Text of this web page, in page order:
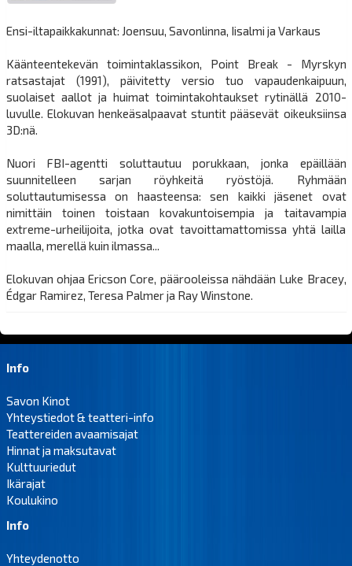
Ensi-iltapaikkakunnat: Joensuu, Savonlinna, Iisalmi ja Varkaus
Käänteentekevän toimintaklassikon, Point Break - Myrskyn
ratsastajat (1991), päivitetty versio tuo vapaudenkaipuun,
suolaiset aallot ja huimat toimintakohtaukset rytinällä 2010-
luvulle. Elokuvan henkeäsalpaavat stuntit pääsevät oikeuksiinsa
3D:nä.
Nuori FBI-agentti soluttautuu porukkaan, jonka epäillään
suunnitelleen sarjan röyhkeitä ryöstöjä. Ryhmään
soluttautumisessa on haasteensa: sen kaikki jäsenet ovat
nimittäin toinen toistaan kovakuntoisempia ja taitavampia
extreme-urheilijoita, jotka ovat tavoittamattomissa yhtä lailla
maalla, merellä kuin ilmassa...
Elokuvan ohjaa Ericson Core, päärooleissa nähdään Luke Bracey,
Édgar Ramirez, Teresa Palmer ja Ray Winstone.
Info
Savon Kinot
Yhteystiedot & teatteri-info
Teattereiden avaamisajat
Hinnat ja maksutavat
Kulttuuriedut
Ikärajat
Koulukino
Info
Yhteydenotto